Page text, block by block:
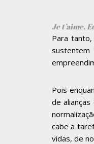
Je t’aime.
Para
Pois
de
cabe a
vidas, de